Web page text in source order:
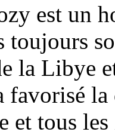
est un
toujours
la Libye
favorisé
et tous